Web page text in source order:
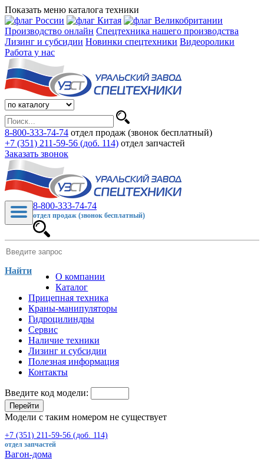
Показать меню каталога техники
Производство онлайн Спецтехника нашего производства
Лизинг и субсидии Новинки спецтехники Видеоролики
Работа у нас
8-800-333-74-74 отдел продаж (звонок бесплатный)
+7 (351) 211-59-56 (доб. 114) отдел запчастей
Заказать звонок
8-800-333-74-74
отдел продаж (звонок бесплатный)
Найти
О компании
Каталог
Прицепная техника
Краны-манипуляторы
Гидроцилиндры
Сервис
Наличие техники
Лизинг и субсидии
Полезная информация
Контакты
Введите код модели:
Перейти
Модели с таким номером не существует
+7 (351) 211-59-56 (доб. 114)
отдел запчастей
Вагон-дома